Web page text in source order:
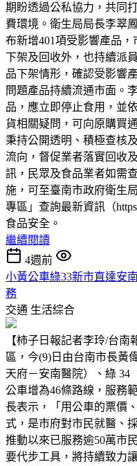
期盼透過公私協力，共同
費環境。衛生局局長李翠
布新增401項受影響產品
下架及回收外，也持續派
品下架情形，確認受影響
問題產品持續流通市面。
品，應立即停止食用，並
貨相關疑問，可向原購買
秉持公開透明、積極查核
流向，督促業者落實回收
訊，民眾及食品業者如需
施，可至臺南市政府衛生
專區」查詢最新資訊（
食品安全。
繼續閱讀
4週前
小黃公車綠33新市直達安
務
交通 生活綜合
【柿子日報記者李玲/台
區，今(9)日由台南市長黃
天府－安南醫院）、綠 34
公車增為46條路線，服務
長表示，「用公車的票價
式，是市府對市民就醫、
推動以來已服務逾50萬市
要代步工具，將持續致力